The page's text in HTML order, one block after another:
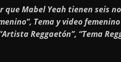
que Mabel Yeah tienen seis
Tema y video
Reggaetón”, “Tema